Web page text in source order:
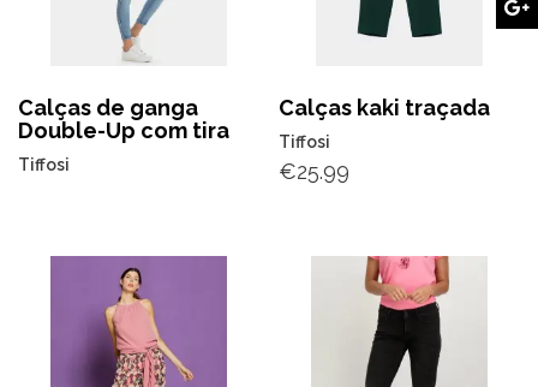
Calças de ganga
Double-Up com tira
Tiffosi
Calças kaki traçada
Tiffosi
€25.99